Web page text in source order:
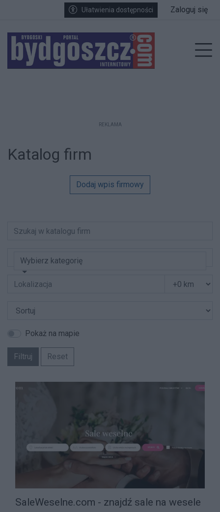
Przejdź do głównych treści
Przejdź do wyszukiwarki
Przejdź do głównego menuUłatwienia dostępności Zaloguj się
REKLAMA
Katalog firm
Dodaj wpis firmowy
Wybierz kategorię
Pokaż na mapie
Filtruj Reset
SaleWeselne.com - znajdź sale na wesele